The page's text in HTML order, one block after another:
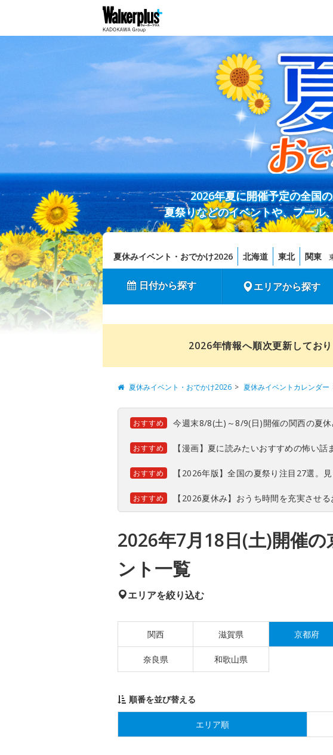
2026年夏に開催予定の全国
夏祭りなどのイベントや、プール
夏休みイベント・おでかけ2026 北海道 東北 関東
日付から探す エリアから探す
2026年情報へ順次更新してお
夏休みイベント・おでかけ2026 夏休みイベントカレンダー
おすすめ 今週末8/8(土)～8/9(日)開催の関西の夏
おすすめ 【漫画】夏に読みたいおすすめの怖い話
おすすめ 【2026年版】全国の夏祭り注目27選。
おすすめ 【2026夏休み】おうち時間を充実させ
2026年7月18日(土)開催
ント一覧
エリアを絞り込む
関西 滋賀県 京都府
奈良県 和歌山県
順番を並び替える
エリア順